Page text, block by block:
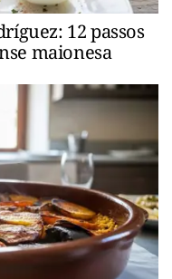
12 passos
maionesa